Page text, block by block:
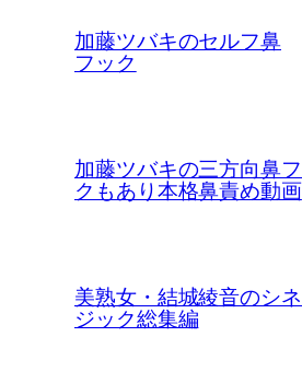
加藤ツバキのセルフ鼻
フック
加藤ツバキの三方向鼻
クもあり本格鼻責め動画
美熟女・結城綾音のシ
ジック総集編